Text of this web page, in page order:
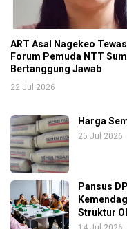
ART Asal Nagekeo
Forum Pemuda NTT
Bertanggung Jawab
22 Jul 2026
Harga
25 Jul 2026
Pansus
Struktur